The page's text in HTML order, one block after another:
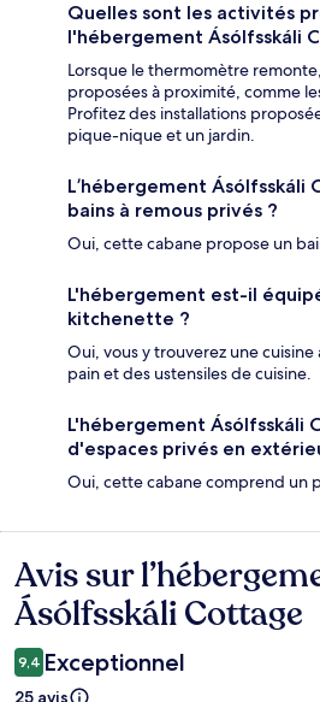
Quelles sont les activités
l'hébergement Ásólfsskáli
Lorsque le thermomètre
proposées à proximité, comme
Profitez des installations
pique-nique et un jardin.
L’hébergement
bains à remous privés ?
Oui, cette cabane propose un
L'hébergement est-il
kitchenette ?
Oui, vous y trouverez une
pain et des ustensiles de cuisine.
L'hébergement Ásólfsskáli
d'espaces privés en
Oui, cette cabane comprend un
Avis
Avis sur
Ásólfsskáli Cottage
9,4 Exceptionnel
25 avis